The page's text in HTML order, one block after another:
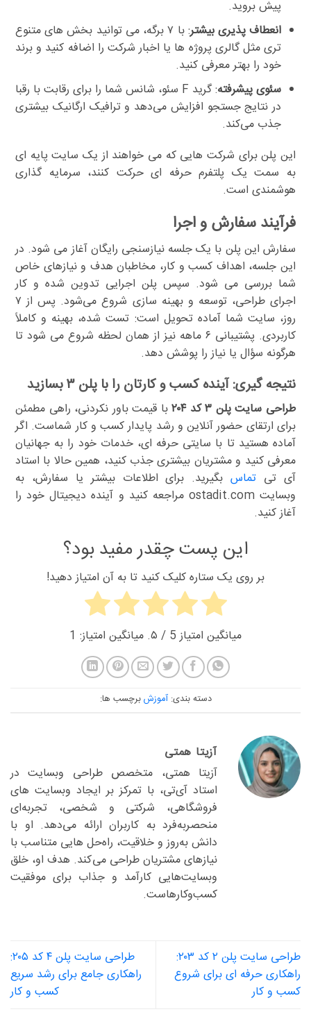
پیش بروید.
انعطاف پذیری بیشتر
: با ۷ برگه، می توانید بخش های متنوع
تری مثل گالری پروژه ها یا اخبار شرکت را اضافه کنید و برند
خود را بهتر معرفی کنید.
سئوی پیشرفته
: گرید F سئو، شانس شما را برای رقابت با رقبا
در نتایج جستجو افزایش می‌دهد و ترافیک ارگانیک بیشتری
جذب می‌کند.
این پلن برای شرکت هایی که می خواهند از یک سایت پایه ای
به سمت یک پلتفرم حرفه ای حرکت کنند، سرمایه گذاری
هوشمندی است.
فرآیند سفارش و اجرا
سفارش این پلن با یک جلسه نیازسنجی رایگان آغاز می شود. در
این جلسه، اهداف کسب و کار، مخاطبان هدف و نیازهای خاص
شما بررسی می شود. سپس پلن اجرایی تدوین شده و کار
اجرای طراحی، توسعه و بهینه سازی شروع می‌شود. پس از ۷
روز، سایت شما آماده تحویل است: تست شده، بهینه و کاملاً
کاربردی. پشتیبانی ۶ ماهه نیز از همان لحظه شروع می شود تا
هرگونه سؤال یا نیاز را پوشش دهد.
نتیجه گیری: آینده کسب و کارتان را با پلن ۳ بسازید
طراحی سایت پلن ۳ کد ۲۰۴
با قیمت باور نکردنی، راهی مطمئن
برای ارتقای حضور آنلاین و رشد پایدار کسب و کار شماست. اگر
آماده هستید تا با سایتی حرفه ای، خدمات خود را به جهانیان
معرفی کنید و مشتریان بیشتری جذب کنید، همین حالا با استاد
آی تی تماسبگیرید. برای اطلاعات بیشتر یا سفارش، به
وبسایت ostadit.com مراجعه کنید و آینده دیجیتال خود را
آغاز کنید.
این پست چقدر مفید بود؟
بر روی یک ستاره کلیک کنید تا به آن امتیاز دهید!
میانگین امتیاز5 / ۵. میانگین امتیاز: 1
دسته بندی:آموزشبرچسب ها:
آزیتا همتی
آزیتا همتی، متخصص طراحی وبسایت در
استاد آی‌تی، با تمرکز بر ایجاد وبسایت های
فروشگاهی، شرکتی و شخصی، تجربه‌ای
منحصربه‌فرد به کاربران ارائه می‌دهد. او با
دانش به‌روز و خلاقیت، راه‌حل هایی متناسب با
نیازهای مشتریان طراحی می‌کند. هدف او، خلق
وبسایت‌هایی کارآمد و جذاب برای موفقیت
کسب‌وکارهاست.
طراحی سایت پلن ۲ کد ۲۰۳:
راهکاری حرفه ای برای شروع
کسب و کار
طراحی سایت پلن ۴ کد ۲۰۵:
راهکاری جامع برای رشد سریع
کسب و کار